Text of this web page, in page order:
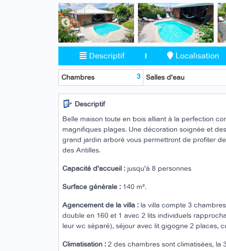
Descriptif Localisation
Chambres 3 Salles d'eau
Descriptif
Belle maison toute en bois alliant à la perfection
magnifiques plages. Une décoration soignée et
grand jardin arboré vous permettront de profiter
des Antilles.
Capacité d'accueil : jusqu'à 8 personnes
Surface générale : 140 m².
Agencement de la villa : la villa compte 3
double en 160 et 1 avec 2 lits individuels
leur wc séparé), séjour avec lit gigogne 2 places,
Climatisation : 2 des chambres sont climatisées, la